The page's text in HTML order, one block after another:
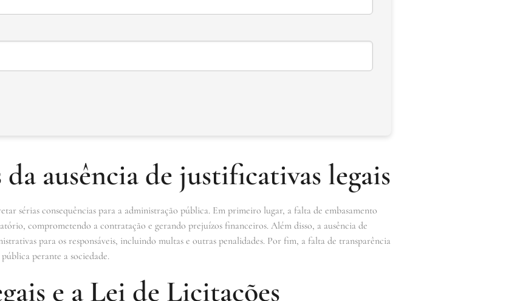
ausência de justificativas legais
sérias consequências para a administração pública. Em primeiro lugar, a falta de embasamento
comprometendo a contratação e gerando prejuízos financeiros. Além disso, a ausência de
para os responsáveis, incluindo multas e outras penalidades. Por fim, a falta de transparência
perante a sociedade.
e a Lei de Licitações